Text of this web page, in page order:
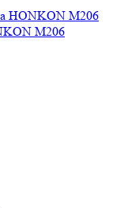
M206